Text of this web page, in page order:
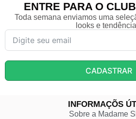
ENTRE PARA O
Toda semana enviamos uma
looks e
CADASTRAR
INFORMAÇÕS
Sobre a Madame